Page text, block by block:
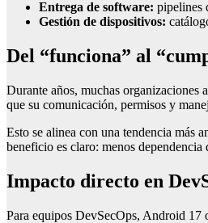
Entrega de software: pipelines
Gestión de dispositivos:
Del “funciona” al
Durante años, muchas organizaciones
que su comunicación, permisos y
Esto se alinea con una tendencia más
beneficio es claro: menos
Impacto directo en
Para equipos DevSecOps, Android 17